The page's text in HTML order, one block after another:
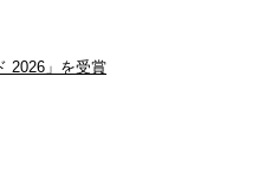
2026」を受賞